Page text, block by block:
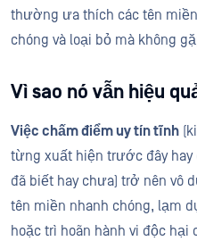
thường ưa thích các tên
chóng và loại bỏ mà không
Vì sao nó vẫn hiệu
Việc chấm điểm uy tín tĩnh
từng xuất hiện trước đây hay
đã biết hay chưa) trở nên vô
tên miền nhanh chóng, lạm
hoặc trì hoãn hành vi độc